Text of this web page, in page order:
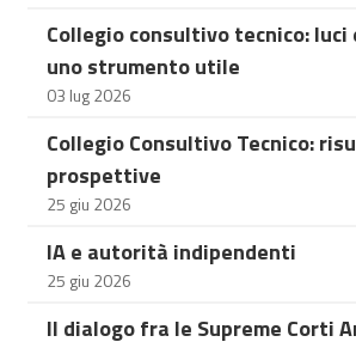
Collegio consultivo tecnico: luci
uno strumento utile
03 lug 2026
Collegio Consultivo Tecnico:
prospettive
25 giu 2026
IA e autorità indipendenti
25 giu 2026
Il dialogo fra le Supreme Corti